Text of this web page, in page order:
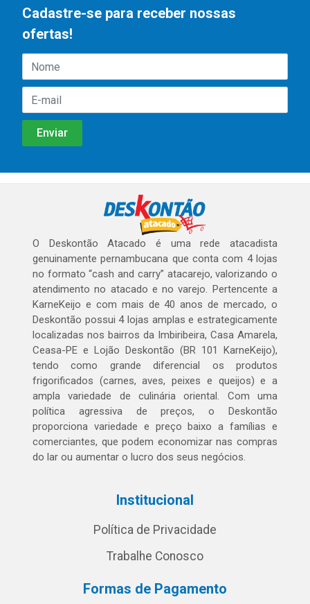
Cadastre-se para receber nossas
ofertas!
O Deskontão Atacado é uma rede atacadista
genuinamente pernambucana que conta com 4 lojas
no formato “cash and carry” atacarejo, valorizando o
atendimento no atacado e no varejo. Pertencente a
KarneKeijo e com mais de 40 anos de mercado, o
Deskontão possui 4 lojas amplas e estrategicamente
localizadas nos bairros da Imbiribeira, Casa Amarela,
Ceasa-PE e Lojão Deskontão (BR 101 KarneKeijo),
tendo como grande diferencial os produtos
frigorificados (carnes, aves, peixes e queijos) e a
ampla variedade de culinária oriental. Com uma
política agressiva de preços, o Deskontão
proporciona variedade e preço baixo a famílias e
comerciantes, que podem economizar nas compras
do lar ou aumentar o lucro dos seus negócios.
Institucional
Política de Privacidade
Trabalhe Conosco
Formas de Pagamento